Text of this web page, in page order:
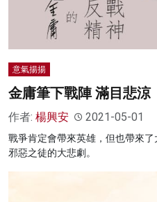
意氣揚揚
金庸筆下戰陣 滿目悲涼
作者: 楊興安 2021-05-01
戰爭肯定會帶來英雄，但也帶來
邪惡之徒的大悲劇。